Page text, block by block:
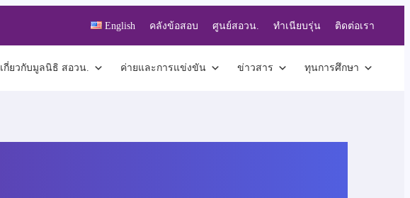
English คลังข้อสอบ ศูนย์สอวน. ทำเนียบรุ่น ติดต่อเรา
เกี่ยวกับมูลนิธิ สอวน. ค่ายและการแข่งขัน ข่าวสาร ทุนการศึกษา